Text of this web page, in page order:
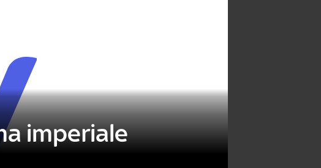
imperiale